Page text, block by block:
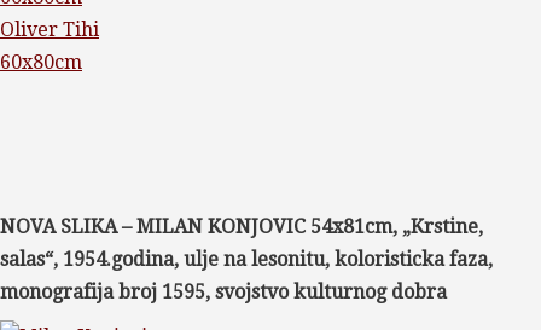
Oliver Tihi
60x80cm
NOVA SLIKA – MILAN KONJOVIC 54x81cm, „Krstine,
salas“, 1954.godina, ulje na lesonitu, koloristicka faza,
monografija broj 1595, svojstvo kulturnog dobra